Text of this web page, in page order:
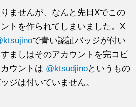
ませんが、なんと先日Xでこの
トを作られてしまいました。X
で青い認証バッジが付い
ましはそのアカウントを完コピ
ウントは @ktsudjinoというもの
ジは付いていません。